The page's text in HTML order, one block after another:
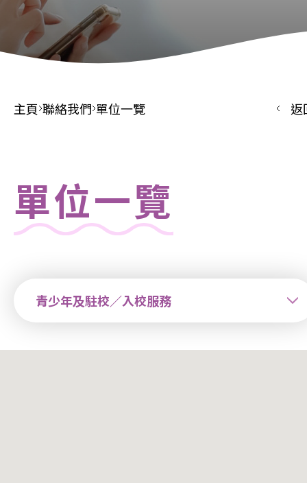
主頁 聯絡我們 單位一覽 返
單位一覽
青少年及駐校／入校服務